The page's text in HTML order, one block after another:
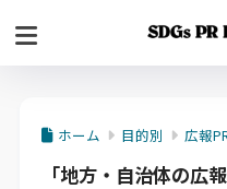
ホーム 目的別 広報
「地方・自治体の広